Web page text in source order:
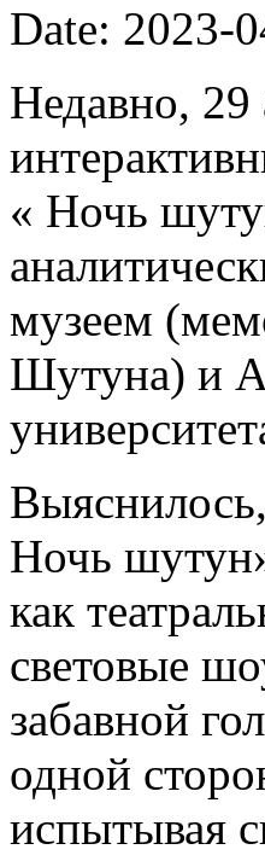
Date: 2023-
Недавно, 29
« Ночь
музеем
Шутуна) и
Ночь
как
световые
забавной
одной
испытывая